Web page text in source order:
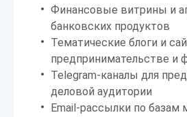
Финансовые витрины и
банковских продуктов
Тематические блоги и
предпринимательстве и
Telegram-каналы для
деловой аудитории
Email-рассылки по базам